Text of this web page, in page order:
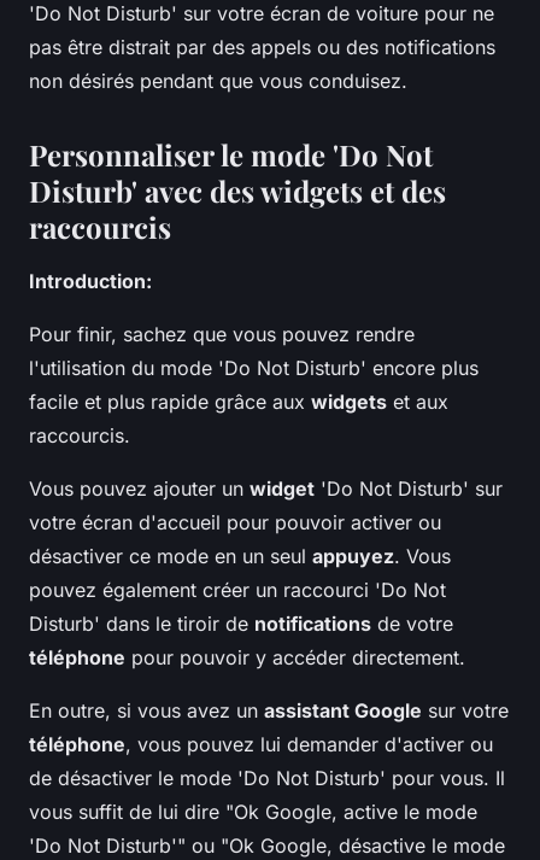
'Do Not Disturb' sur votre écran de voiture pour ne
pas être distrait par des appels ou des notifications
non désirés pendant que vous conduisez.
Personnaliser le mode 'Do Not
Disturb' avec des widgets et des
raccourcis
Introduction:
Pour finir, sachez que vous pouvez rendre
l'utilisation du mode 'Do Not Disturb' encore plus
facile et plus rapide grâce aux widgets et aux
raccourcis.
Vous pouvez ajouter un widget 'Do Not Disturb' sur
votre écran d'accueil pour pouvoir activer ou
désactiver ce mode en un seul appuyez. Vous
pouvez également créer un raccourci 'Do Not
Disturb' dans le tiroir de notifications de votre
téléphone pour pouvoir y accéder directement.
En outre, si vous avez un assistant Google sur votre
téléphone, vous pouvez lui demander d'activer ou
de désactiver le mode 'Do Not Disturb' pour vous. Il
vous suffit de lui dire "Ok Google, active le mode
'Do Not Disturb'" ou "Ok Google, désactive le mode